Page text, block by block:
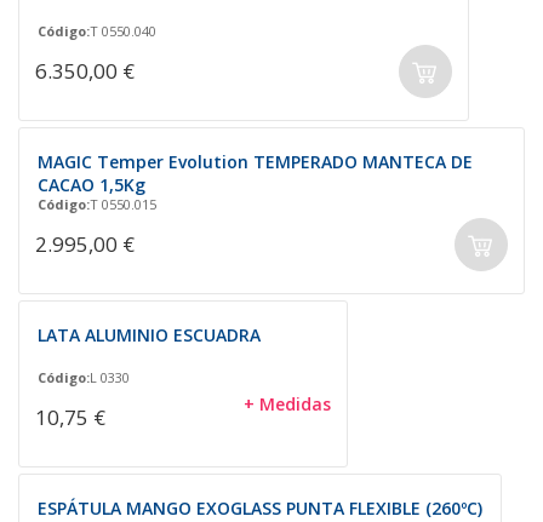
Código:T 0550.040
6.350,00 €
MAGIC Temper Evolution TEMPERADO MANTECA DE
CACAO 1,5Kg
Código:T 0550.015
2.995,00 €
LATA ALUMINIO ESCUADRA
Código:L 0330
10,75 € + Medidas
ESPÁTULA MANGO EXOGLASS PUNTA FLEXIBLE (260ºC)